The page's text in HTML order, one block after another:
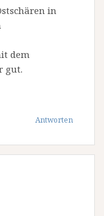
in
dem
gut.
Antworten